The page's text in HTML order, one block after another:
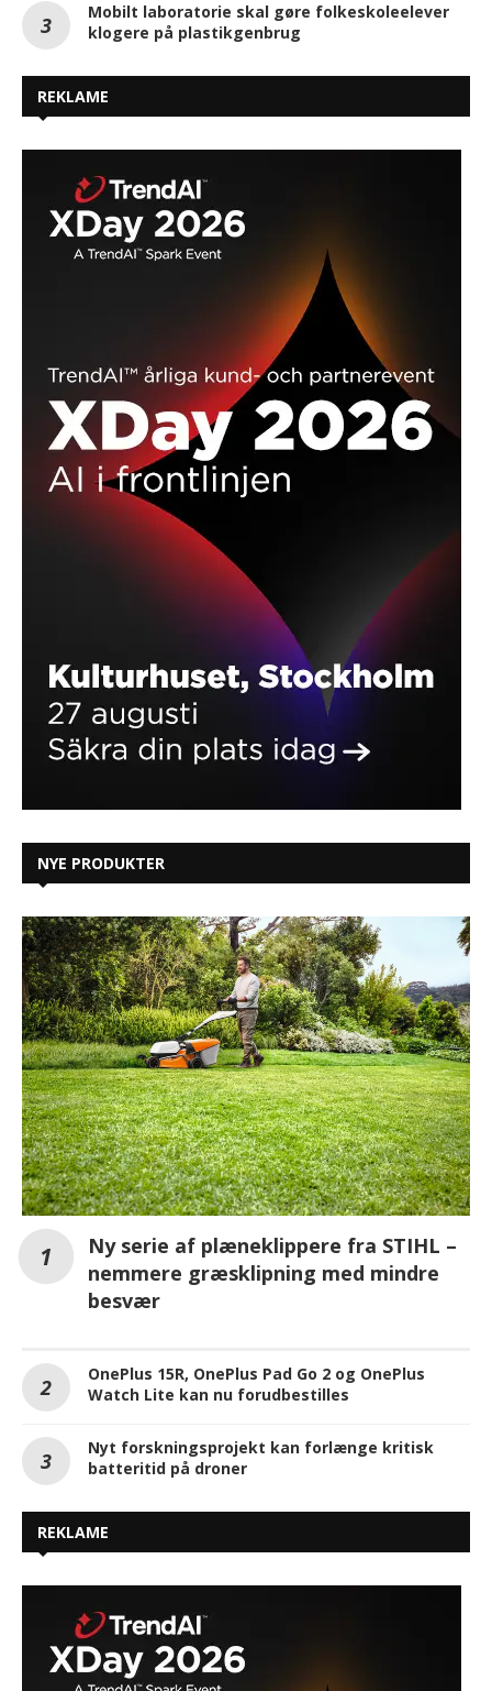
Mobilt laboratorie skal gøre folkeskoleelever
klogere på plastikgenbrug
REKLAME
NYE PRODUKTER
Ny serie af plæneklippere fra STIHL –
nemmere græsklipning med mindre
besvær
OnePlus 15R, OnePlus Pad Go 2 og OnePlus
Watch Lite kan nu forudbestilles
Nyt forskningsprojekt kan forlænge kritisk
batteritid på droner
REKLAME